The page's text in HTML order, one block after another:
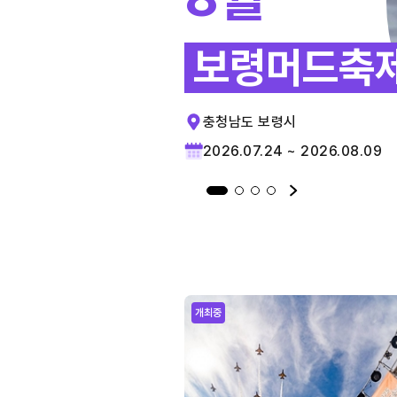
보령머드축
충청남도 보령시
2026.07.24 ~ 2026.08.09
개최중